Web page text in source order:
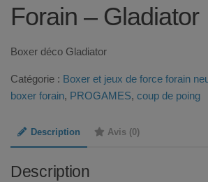
Forain – Gladiator
Boxer déco Gladiator
Catégorie : Boxer et jeux de force forain
boxer forain, PROGAMES, coup de poing
Description Avis (0)
Description